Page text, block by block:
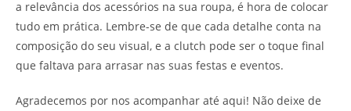
a relevância dos acessórios na sua roupa, é hora de colocar
tudo em prática. Lembre-se de que cada detalhe conta na
composição do seu visual, e a clutch pode ser o toque final
que faltava para arrasar nas suas festas e eventos.
Agradecemos por nos acompanhar até aqui! Não deixe de